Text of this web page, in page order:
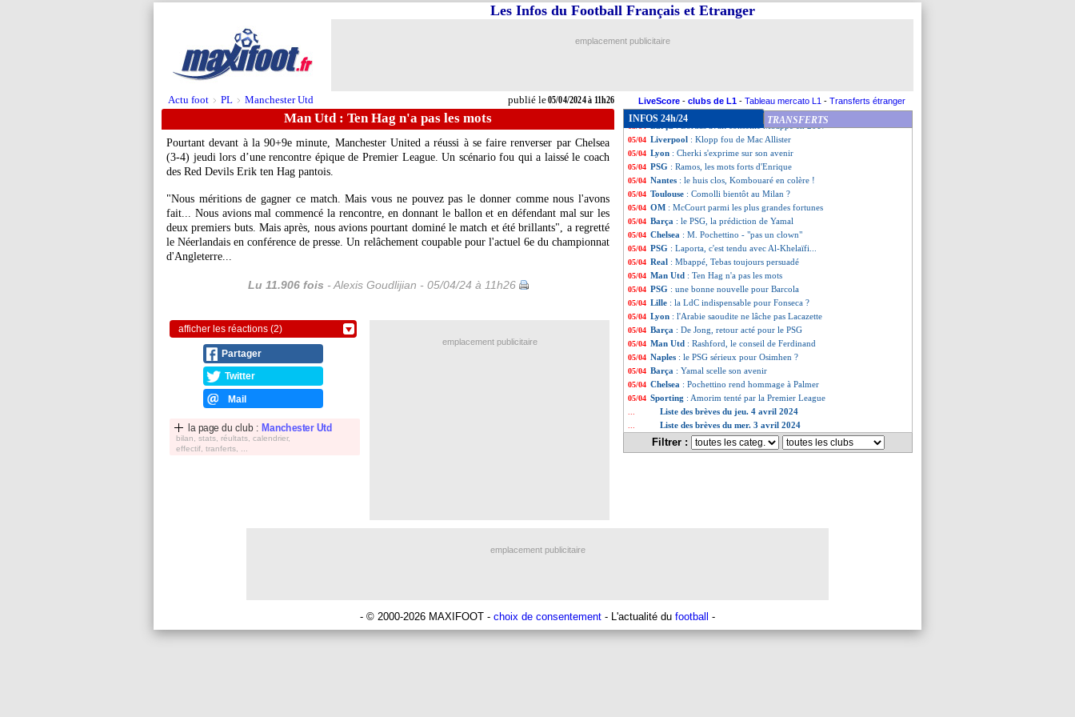
Actu foot > PL > Manchester Utd publié le05/04/2024 à 11h26
Les Infos du Football Français et Etranger
emplacement publicitaire
LiveScore - clubs de L1 - Tableau mercato L1 - Transferts étranger
Man Utd : Ten Hag n'a pas les mots
Pourtant devant à la 90+9e minute, Manchester United a réussi à se faire renverser par Chelsea
(3-4) jeudi lors d’une rencontre épique de Premier League. Un scénario fou qui a laissé le coach
des Red Devils Erik ten Hag pantois.
"Nous méritions de gagner ce match. Mais vous ne pouvez pas le donner comme nous l'avons
fait... Nous avions mal commencé la rencontre, en donnant le ballon et en défendant mal sur les
deux premiers buts. Mais après, nous avions pourtant dominé le match et été brillants", a regretté
le Néerlandais en conférence de presse. Un relâchement coupable pour l'actuel 6e du championnat
d'Angleterre...
Lu 11.906 fois - Alexis Goudlijian - 05/04/24 à 11h26
afficher les réactions (2)
Partager
Twitter
Mail
la page du club : Manchester Utd
bilan, stats, réultats, calendrier,
effectif, tranferts, ...
INFOS 24h/24 TRANSFERTS
05/04 Newcastle: Guimaraes, Howe répond encore
05/04 PSG: Kurzawa encore approché en Liga
05/04 Barça
05/04 PSG: Enrique ravi de l'exemple Marquinhos
05/04 Lyon: le BEPF, Sage soulagé mais...
: Bordas avait conseillé Mbappé en 2017
05/04 Liverpool : Klopp fou de Mac Allister
05/04 Lyon : Cherki s'exprime sur son avenir
05/04 PSG : Ramos, les mots forts d'Enrique
05/04 Nantes : le huis clos, Kombouaré en colère !
05/04 Toulouse : Comolli bientôt au Milan ?
05/04 OM : McCourt parmi les plus grandes fortunes
05/04 Barça : le PSG, la prédiction de Yamal
05/04 Chelsea : M. Pochettino - "pas un clown"
05/04 PSG : Laporta, c'est tendu avec Al-Khelaïfi...
05/04 Real : Mbappé, Tebas toujours persuadé
05/04 Man Utd : Ten Hag n'a pas les mots
05/04 PSG : une bonne nouvelle pour Barcola
05/04 Lille : la LdC indispensable pour Fonseca ?
05/04 Lyon : l'Arabie saoudite ne lâche pas Lacazette
05/04 Barça : De Jong, retour acté pour le PSG
05/04 Man Utd : Rashford, le conseil de Ferdinand
05/04 Naples : le PSG sérieux pour Osimhen ?
05/04 Barça : Yamal scelle son avenir
05/04 Chelsea : Pochettino rend hommage à Palmer
05/04 Sporting : Amorim tenté par la Premier League
Liste des brèves du jeu. 4 avril 2024
Liste des brèves du mer. 3 avril 2024
Filtrer :
emplacement publicitaire
emplacement publicitaire
- © 2000-2026 MAXIFOOT - choix de consentement - L'actualité du football -